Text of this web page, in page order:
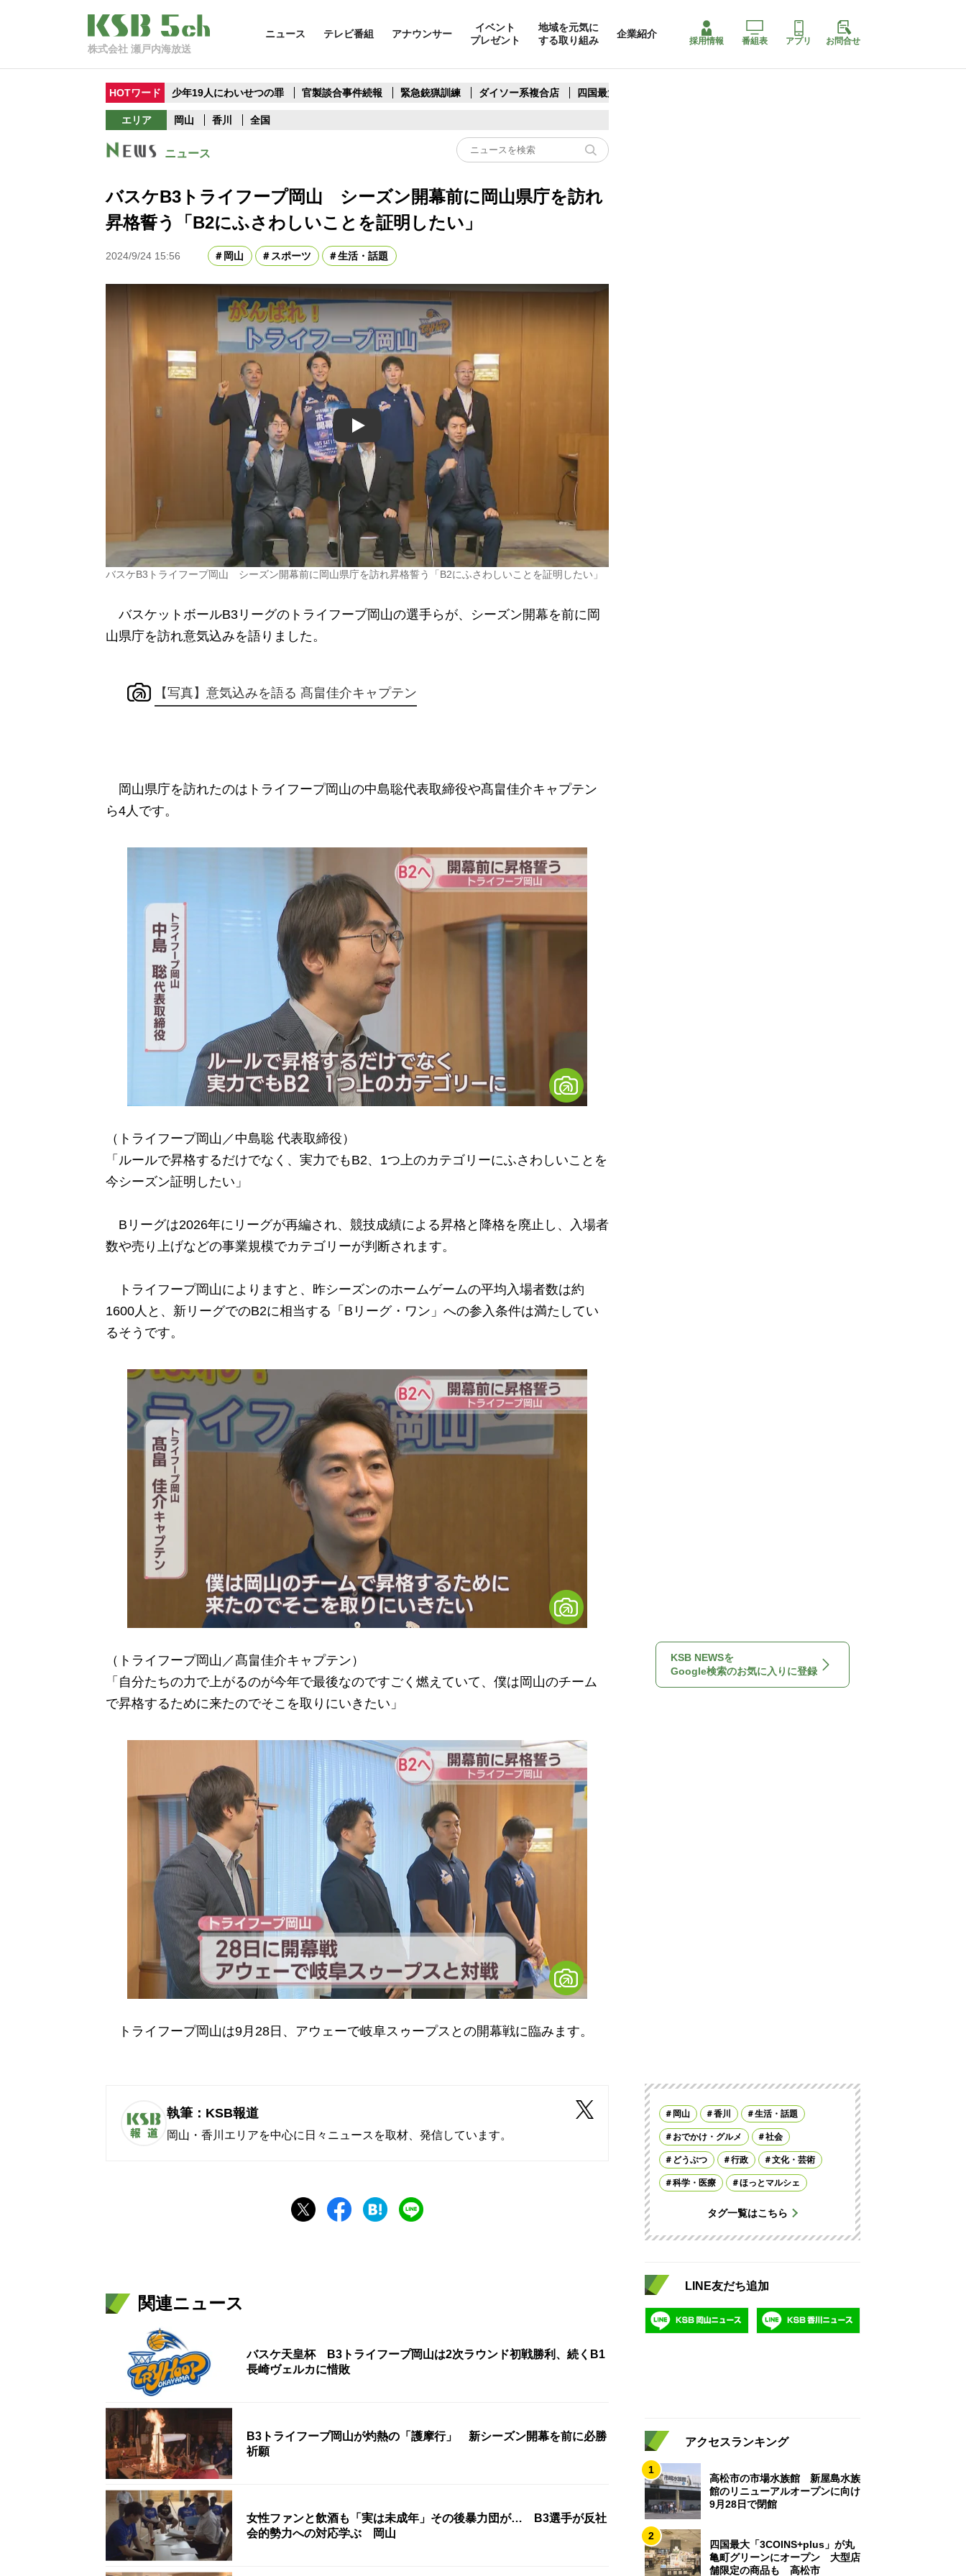
株式会社 瀬戸内海放送
ニュース テレビ番組 アナウンサー
イベント
プレゼント
地域を元気に
する取り組み
企業紹介
採用情報 番組表 アプリ お問合せ
HOTワード 少年19人にわいせつの罪 官製談合事件続報 緊急銃猟訓練 ダイソー系複合店 四国最大スリコ
エリア 岡山 香川 全国
ニュース
バスケB3トライフープ岡山 シーズン開幕前に岡山県庁を訪れ
昇格誓う「B2にふさわしいことを証明したい」
2024/9/24 15:56 岡山 スポーツ 生活・話題
Play
バスケB3トライフープ岡山 シーズン開幕前に岡山県庁を訪れ昇格誓う「B2にふさわしいことを証明したい」
バスケットボールB3リーグのトライフープ岡山の選手らが、シーズン開幕を前に岡
山県庁を訪れ意気込みを語りました。
【写真】意気込みを語る 髙畠佳介キャプテン
岡山県庁を訪れたのはトライフープ岡山の中島聡代表取締役や髙畠佳介キャプテン
ら4人です。
（トライフープ岡山／中島聡 代表取締役）
「ルールで昇格するだけでなく、実力でもB2、1つ上のカテゴリーにふさわしいことを
今シーズン証明したい」
Bリーグは2026年にリーグが再編され、競技成績による昇格と降格を廃止し、入場者
数や売り上げなどの事業規模でカテゴリーが判断されます。
トライフープ岡山によりますと、昨シーズンのホームゲームの平均入場者数は約
1600人と、新リーグでのB2に相当する「Bリーグ・ワン」への参入条件は満たしてい
るそうです。
（トライフープ岡山／髙畠佳介キャプテン）
「自分たちの力で上がるのが今年で最後なのですごく燃えていて、僕は岡山のチーム
で昇格するために来たのでそこを取りにいきたい」
トライフープ岡山は9月28日、アウェーで岐阜スゥープスとの開幕戦に臨みます。
執筆：KSB報道
岡山・香川エリアを中心に日々ニュースを取材、発信しています。
関連ニュース
バスケ天皇杯 B3トライフープ岡山は2次ラウンド初戦勝利、続くB1
長崎ヴェルカに惜敗
B3トライフープ岡山が灼熱の「護摩行」 新シーズン開幕を前に必勝
祈願
女性ファンと飲酒も「実は未成年」その後暴力団が… B3選手が反社
会的勢力への対応学ぶ 岡山
KSB NEWSを
Google検索のお気に入りに登録
岡山 香川 生活・話題
おでかけ・グルメ 社会
どうぶつ 行政 文化・芸術
科学・医療 ほっとマルシェ
タグ一覧はこちら
LINE友だち追加
アクセスランキング
1
高松市の市場水族館 新屋島水族
館のリニューアルオープンに向け
9月28日で閉館
2
四国最大「3COINS+plus」が丸
亀町グリーンにオープン 大型店
舗限定の商品も 高松市